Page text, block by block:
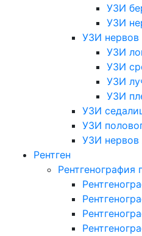
УЗИ
УЗИ
УЗИ нервов
УЗИ
УЗИ
УЗИ
УЗИ
УЗИ
УЗИ
УЗИ нервов
Рентген
Рентгенография